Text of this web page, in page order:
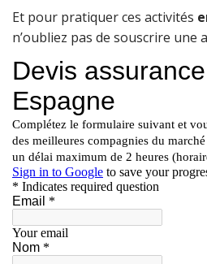
Et pour pratiquer ces activités
n’oubliez pas de souscrire une